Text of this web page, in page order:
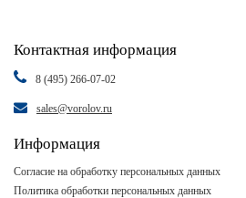
Контактная информация
8 (495) 266-07-02
sales@vorolov.ru
Информация
Согласие на обработку персональных данных
Политика обработки персональных данных